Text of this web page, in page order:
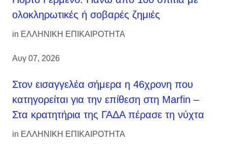
ολοκληρωτικές ή σοβαρές ζημιές
in ΕΛΛΗΝΙΚΗ ΕΠΙΚΑΙΡΟΤΗΤΑ
Αυγ 07, 2026
Στον εισαγγελέα σήμερα η 46χρονη που
κατηγορείται για την επίθεση στη Marfin –
Στα κρατητήρια της ΓΑΔΑ πέρασε τη νύχτα
in ΕΛΛΗΝΙΚΗ ΕΠΙΚΑΙΡΟΤΗΤΑ